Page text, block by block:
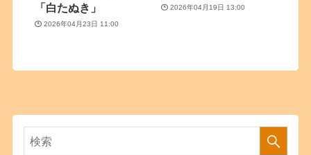
「白たぬき」
2026年04月23日 11:00
2026年04月19日 13:00